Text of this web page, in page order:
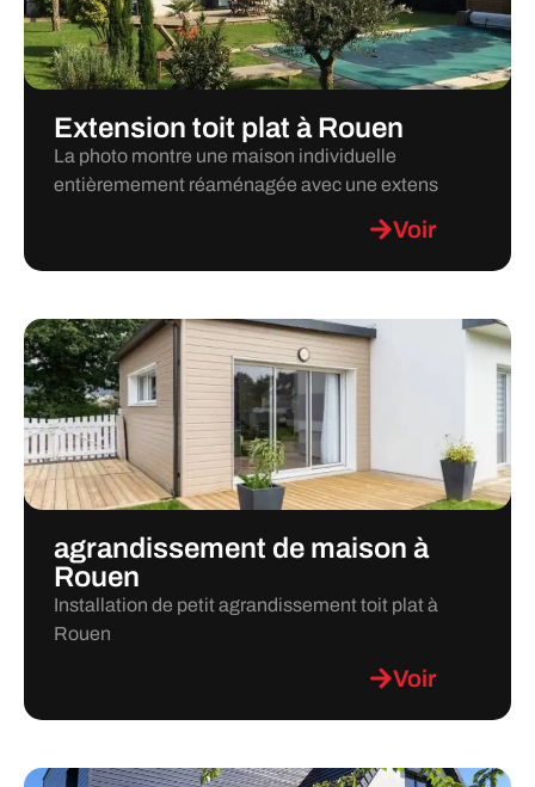
Extension toit plat à Rouen
La photo montre une maison individuelle
entièremement réaménagée avec une extens
Voir
agrandissement de maison à
Rouen
Installation de petit agrandissement toit plat à
Rouen
Voir